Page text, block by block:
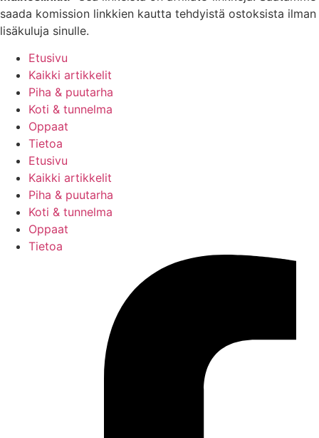
saada komission linkkien kautta tehdyistä ostoksista ilman
lisäkuluja sinulle.
Etusivu
Kaikki artikkelit
Piha & puutarha
Koti & tunnelma
Oppaat
Tietoa
Etusivu
Kaikki artikkelit
Piha & puutarha
Koti & tunnelma
Oppaat
Tietoa